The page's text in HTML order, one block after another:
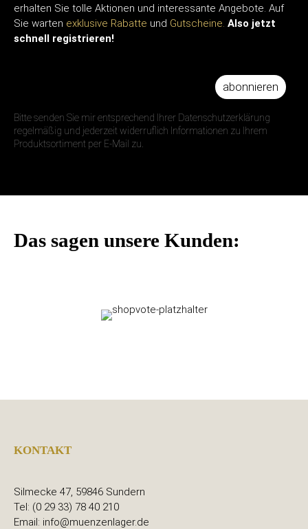
erhalten Sie tolle Aktionen und interessante Angebote. Auf
Sie warten exklusive Rabatte und Gutscheine. Also jetzt
schnell registrieren!
abonnieren
Bitte senden Sie mir entsprechend Ihrer Datenschutzerklärung
regelmäßig und jederzeit widerruflich Informationen zu Ihrem
Produktsortiment per E-Mail zu.
Das sagen unsere Kunden:
KONTAKT
Silmecke 47, 59846 Sundern
Tel: (0 29 33) 78 40 210
Email: info@muenzenlager.de